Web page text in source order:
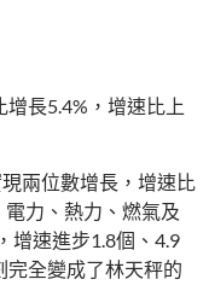
長5.4%，增速比上
兩位數增長，增速比
電力、熱力、燃氣及
增速進步1.8個、4.9
全變成了林天秤的